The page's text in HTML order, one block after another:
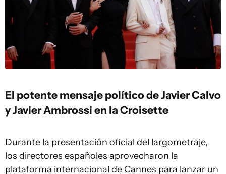
El potente mensaje político de Javier Calvo
y Javier Ambrossi en la Croisette
Durante la presentación oficial del largometraje,
los directores españoles aprovecharon la
plataforma internacional de Cannes para lanzar un